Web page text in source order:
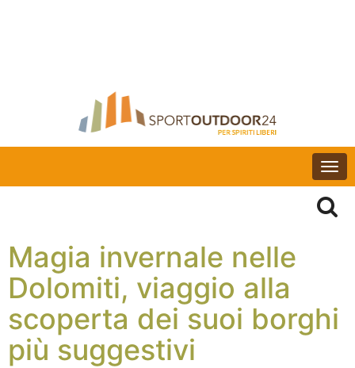
Magia invernale nelle
Dolomiti, viaggio alla
scoperta dei suoi borghi
più suggestivi